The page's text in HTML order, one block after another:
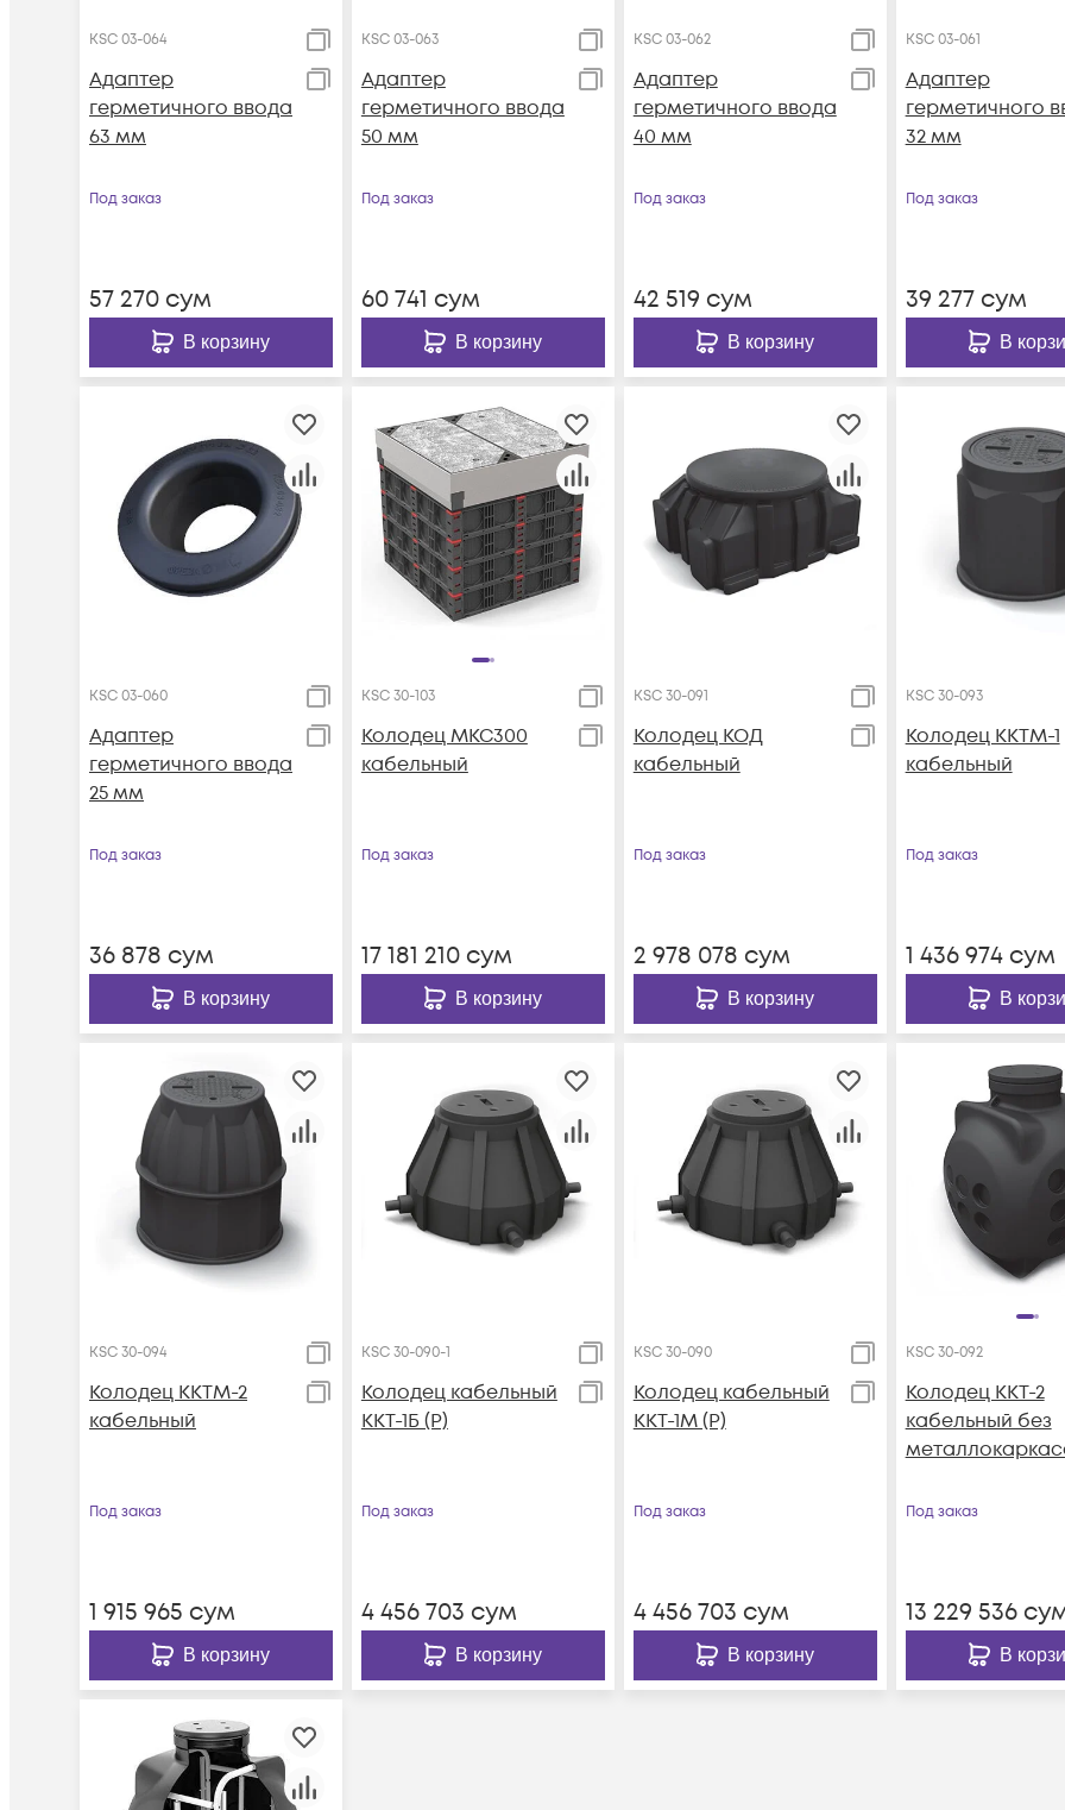
KSC 03-064
Адаптер
герметичного ввода
63 мм
Под заказ
57 270 сум
В корзину
KSC 03-063
Адаптер
герметичного ввода
50 мм
Под заказ
60 741 сум
В корзину
KSC 03-062
Адаптер
герметичного ввода
40 мм
Под заказ
42 519 сум
В корзину
KSC 03-061
Адаптер
герметичного
32 мм
Под заказ
39 277сум
В
KSC 03-060
Адаптер
герметичного ввода
25 мм
Под заказ
36 878 сум
В корзину
KSC 30-103
Колодец МКС300
кабельный
Под заказ
17 181 210сум
В корзину
KSC 30-091
Колодец КОД
кабельный
Под заказ
2 978 078 сум
В корзину
KSC 30-093
Колодец ККТМ-1
кабельный
Под заказ
1 436 974сум
В
KSC 30-094
Колодец ККТМ-2
кабельный
Под заказ
1 915 965 сум
В корзину
KSC 30-090-1
Колодец кабельный
ККТ-1Б (Р)
Под заказ
4 456 703 сум
В корзину
KSC 30-090
Колодец кабельный
ККТ-1М (Р)
Под заказ
4 456 703 сум
В корзину
KSC 30-092
Колодец ККТ-2
кабельный без
Под заказ
13 229 536
В